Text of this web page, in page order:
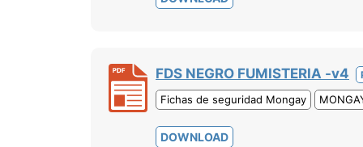
FDS NEGRO FUMISTERIA -v4
Fichas de seguridad Mongay
DOWNLOAD